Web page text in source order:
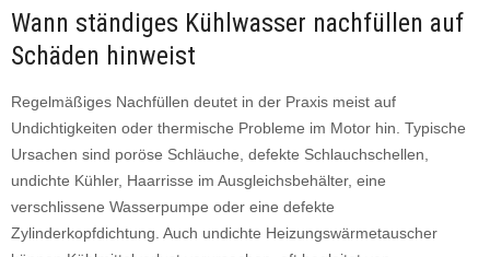
Wann ständiges Kühlwasser nachfüllen auf
Schäden hinweist
Regelmäßiges Nachfüllen deutet in der Praxis meist auf
Undichtigkeiten oder thermische Probleme im Motor hin. Typische
Ursachen sind poröse Schläuche, defekte Schlauchschellen,
undichte Kühler, Haarrisse im Ausgleichsbehälter, eine
verschlissene Wasserpumpe oder eine defekte
Zylinderkopfdichtung. Auch undichte Heizungswärmetauscher